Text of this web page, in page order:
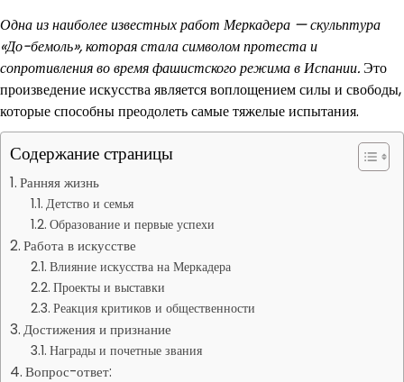
Одна из наиболее известных работ Меркадера — скульптура
«До-бемоль», которая стала символом протеста и
сопротивления во время фашистского режима в Испании.Это
произведение искусства является воплощением силы и свободы,
которые способны преодолеть самые тяжелые испытания.
Содержание страницы
Ранняя жизнь
Детство и семья
Образование и первые успехи
Работа в искусстве
Влияние искусства на Меркадера
Проекты и выставки
Реакция критиков и общественности
Достижения и признание
Награды и почетные звания
Вопрос-ответ: